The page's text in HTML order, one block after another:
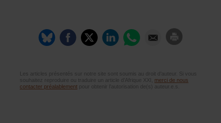
Les articles présentés sur notre site sont soumis au droit d’auteur. Si vous
souhaitez reproduire ou traduire un article d’Afrique XXI, merci de nous
contacter préalablement pour obtenir l’autorisation de(s) auteur.e.s.